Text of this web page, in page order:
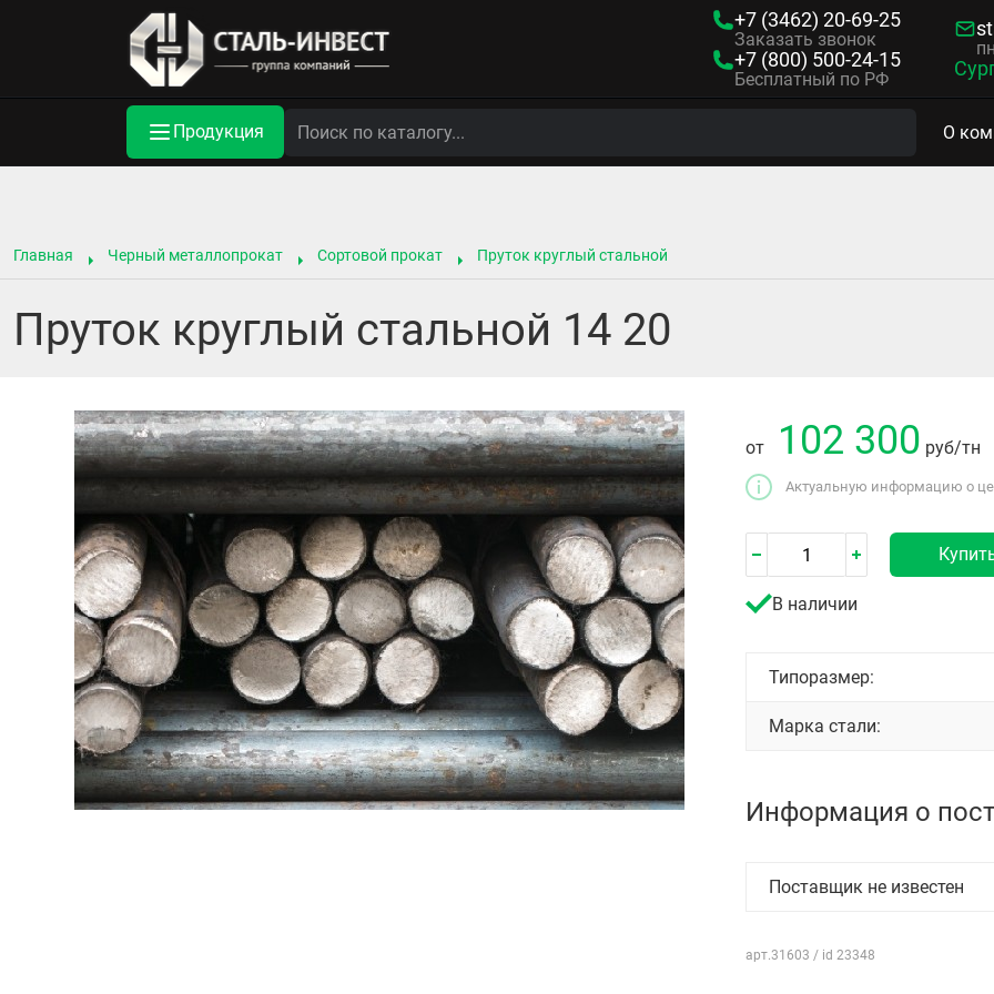
+7 (3462) 20-69-25
Заказать звонок
+7 (800) 500-24-15
Бесплатный по РФ
Продукция О
Главная Черный металлопрокат Сортовой прокат Пруток круглый стальной
Пруток круглый стальной 14 20
от 102 300 руб/тн
Актуальную информацию о
В наличии
Типоразмер:
Марка стали:
Информация о
Поставщик не известен
арт.31603 / id 23348